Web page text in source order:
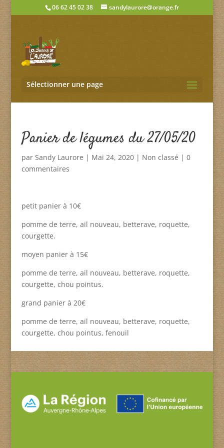
06 62 45 02 38 sandylaurore@orange.fr
Sélectionner une page
Panier de légumes du 27/05/20
par Sandy Laurore | Mai 24, 2020| Non classé | 0
commentaires
petit panier à 10€
pomme de terre, ail nouveau, betterave, roquette,
courgette.
moyen panier à 15€
pomme de terre, ail nouveau, betterave, roquette,
courgette, chou pointus.
grand panier à 20€
pomme de terre, ail nouveau, betterave, roquette,
courgette, chou pointus, fenouil